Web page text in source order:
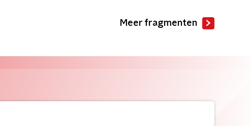
Meer fragmenten